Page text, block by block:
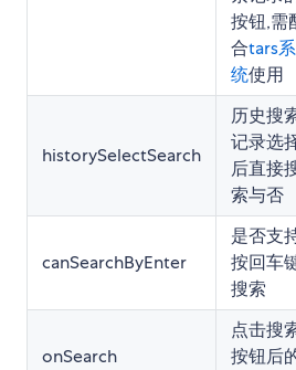
按钮,需
合tars系
统使用
historySelectSearch
历史搜
记录选
后直接
索与否
canSearchByEnter
是否支
按回车
搜索
onSearch
点击搜
按钮后